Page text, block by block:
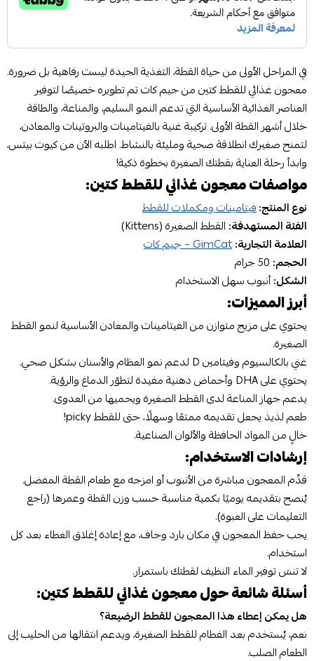
في المراحل الأولى من حياة القطة، التغذية الجيدة ليست رفاهية بل ضرورة.
معجون غذائي للقطط كتين من جيم كات تم تطويره خصيصًا لتوفير
العناصر الغذائية الأساسية التي تدعم النمو السليم، والمناعة، والطاقة
خلال أشهر القطة الأولى. تركيبة غنية بالفيتامينات والبروتينات والمعادن،
لتمنح صغيرك انطلاقة صحية ومليئة بالنشاط. اطلبه الآن من كيوت بيتس،
وابدأ رحلة العناية بقطتك الصغيرة بخطوة ذكية!
مواصفات معجون غذائي للقطط كتين:
نوع المنتج:فيتامينات ومكملات للقطط
الفئة المستهدفة: القطط الصغيرة (Kittens)
العلامة التجارية:GimCat – جيم كات
الحجم:
الشكل:أنبوب سهل الاستخدام
أبرز المميزات:
يحتوي على مزيج متوازن من الفيتامينات والمعادن الأساسية لنمو القطط
الصغيرة.
غني بالكالسيوم وفيتامين D لدعم نمو العظام والأسنان بشكل صحي.
يحتوي على DHA وأحماض دهنية مفيدة لتطوّر الدماغ والرؤية.
يدعم جهاز المناعة لدى القطط الصغيرة ويحميها من العدوى.
طعم لذيذ يجعل تقديمه ممتعًا وسهلًا، حتى للقطط picky!
خالٍ من المواد الحافظة والألوان الصناعية.
إرشادات الاستخدام:
قدِّم المعجون مباشرة من الأنبوب أو امزجه مع طعام القطة المفضل.
يُنصح بتقديمه يوميًا بكمية مناسبة حسب وزن القطة وعمرها (راجع
التعليمات على العبوة).
يجب حفظ المعجون في مكان بارد وجاف، مع إعادة إغلاق الغطاء بعد كل
استخدام.
لا تنسَ توفير الماء النظيف لقطتك باستمرار.
أسئلة شائعة حول معجون غذائي للقطط كتين:
هل يمكن إعطاء هذا المعجون للقطط الرضيعة؟
نعم، يُستخدم بعد الفطام للقطط الصغيرة، ويدعم انتقالها من الحليب إلى
الطعام الصلب.